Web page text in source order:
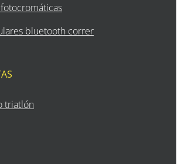
bluetooth correr
triatlón